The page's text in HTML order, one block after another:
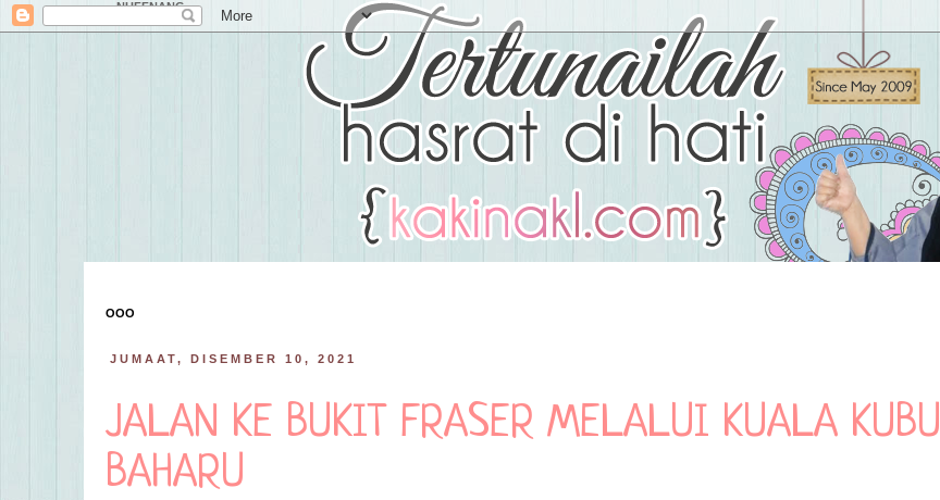
NUFFNANG
OOO
JUMAAT, DISEMBER 10, 2021
JALAN KE BUKIT FRASER MELALUI KUALA KUBU
BAHARU